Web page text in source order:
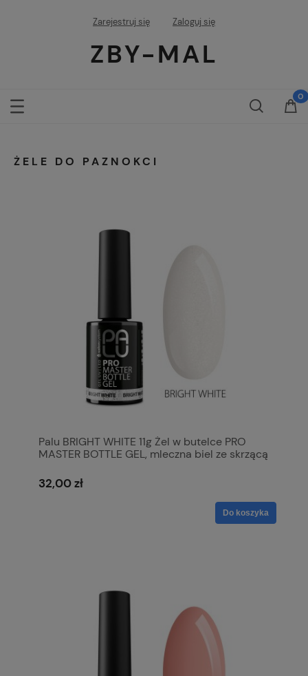
Zarejestruj się Zaloguj się
ZBY-MAL
ŻELE DO PAZNOKCI
Palu BRIGHT WHITE 11g Żel w butelce PRO
MASTER BOTTLE GEL, mleczna biel ze skrzącą
32,00 zł
Do koszyka